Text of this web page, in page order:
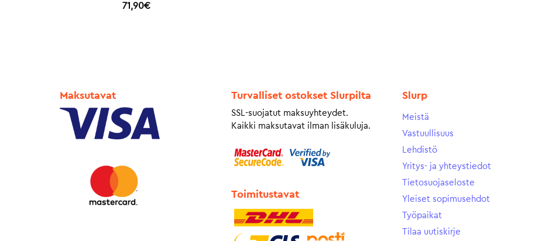
71,90€
Maksutavat Turvalliset ostokset Slurpilta
SSL-suojatut maksuyhteydet.
Kaikki maksutavat ilman lisäkuluja.
Toimitustavat
Slurp
Meistä
Vastuullisuus
Lehdistö
Yritys- ja yhteystiedot
Tietosuojaseloste
Yleiset sopimusehdot
Työpaikat
Tilaa uutiskirje